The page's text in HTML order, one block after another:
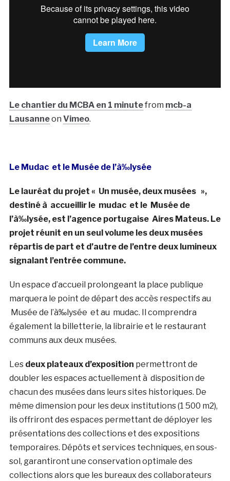
Le chantier du MCBA en 1 minutefrom mcb-a
Lausanneon Vimeo.
Le Mudac et le Musée de l’à‰lysée
Le lauréat du projet « Un musée, deux musées »,
destiné à accueillir le mudac et le Musée de
l’à‰lysée, est l’agence portugaise Aires Mateus. Le
projet réunit en un seul volume les deux musées
répartis de part et d’autre de l’entre deux lumineux
signalant l’entrée commune.
Un espace d’accueil prolongeant la place publique
marquera le point de départ des accès respectifs au
Musée de l’à‰lysée et au mudac. Il comprendra
également la billetterie, la librairie et le restaurant
communs aux deux musées.
Les deux plateaux d’exposition permettront de
doubler les espaces actuellement à disposition de
chacun des musées dans leurs sites historiques. De
même dimension pour les deux institutions (1 500 m2),
ils offriront des espaces permettant de déployer les
présentations des collections et des expositions
temporaires. Dépôts et services techniques, en sous-
sol, garantiront une conservation optimale des
collections alors que les bureaux des collaborateurs